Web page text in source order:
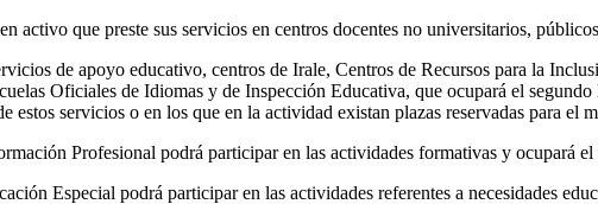
activo que preste sus servicios en centros docentes no universitarios,
de apoyo educativo, centros de Irale, Centros de Recursos para la
Oficiales de Idiomas y de Inspección Educativa, que ocupará el
estos servicios o en los que en la actividad existan plazas reservadas para el
Profesional podrá participar en las actividades formativas y ocupará
Especial podrá participar en las actividades referentes a necesidades